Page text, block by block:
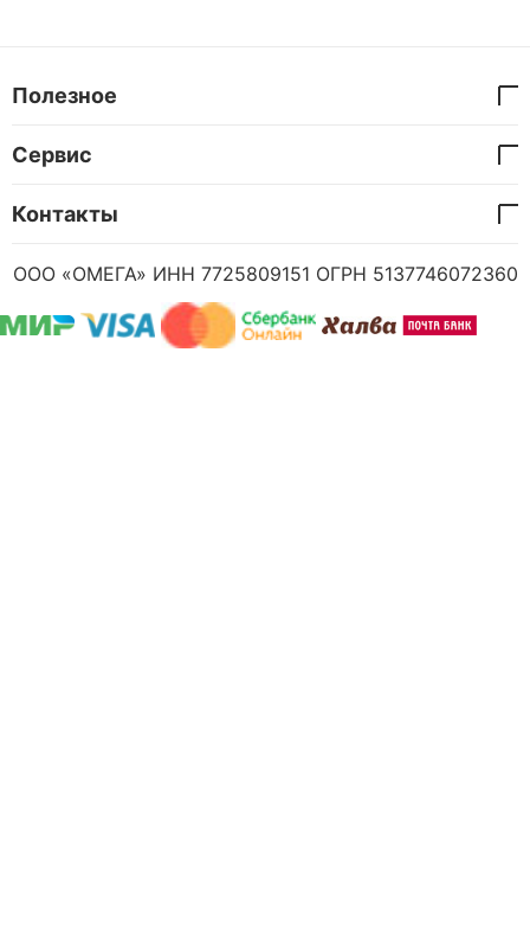
Полезное
Сервис
Контакты
ООО «ОМЕГА» ИНН 7725809151 ОГРН 5137746072360